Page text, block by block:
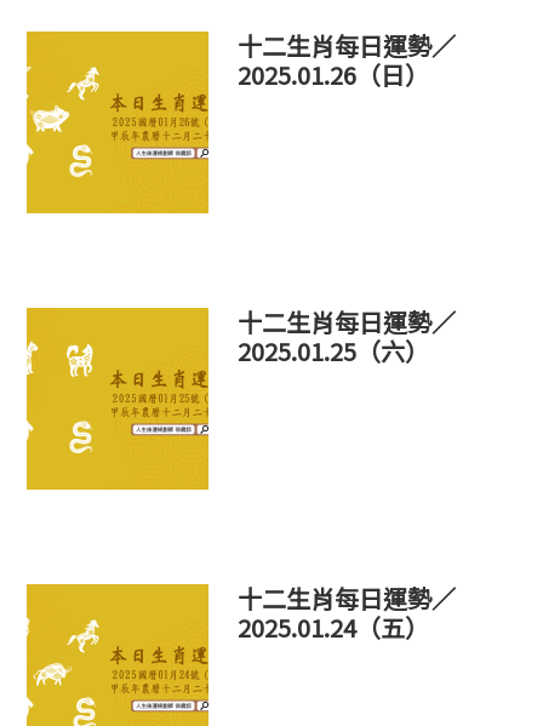
十二生肖每日運勢／
2025.01.26（日）
十二生肖每日運勢／
2025.01.25（六）
十二生肖每日運勢／
2025.01.24（五）